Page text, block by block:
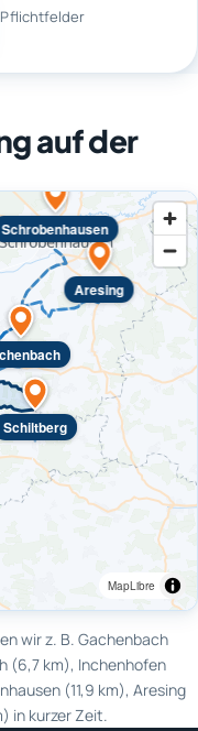
auf der
Schiltberg
Aresing
Schrobenhausen
MapLibre
wir z. B. Gachenbach
(6,7 km), Inchenhofen
(11,9 km), Aresing
in kurzer Zeit.